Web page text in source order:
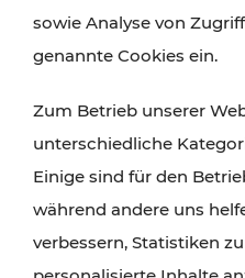
Wien, Niederösterreich
Wanderungen, Kultur
Radtouren oder purer
Attraktionen sind mit
Angeboten des VOR gut
sowie Analyse von
genannte Cookies ein.
Zum Betrieb unserer
unterschiedliche
Einige sind für den
während andere uns
verbessern, Statistiken